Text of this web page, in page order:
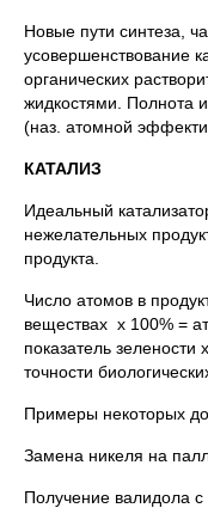
Новые пути синтеза,
усовершенствование
органических
жидкостями. Полнота
(наз. атомной
КАТАЛИЗ
Идеальный
нежелательных
продукта.
Число атомов в
веществах х 100% =
показатель
точности
Примеры некоторых
Замена никеля на
Получение валидола